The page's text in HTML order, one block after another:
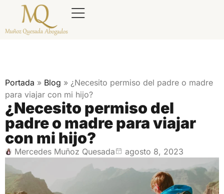
Portada » Blog » ¿Necesito permiso del padre o madre
para viajar con mi hijo?
¿Necesito permiso del
padre o madre para viajar
con mi hijo?
Mercedes Muñoz Quesada agosto 8, 2023